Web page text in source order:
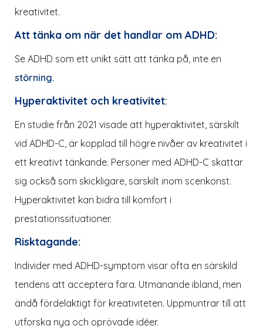
kreativitet.
Att tänka om när det handlar om ADHD:
Se ADHD som ett unikt sätt att tänka på, inte en
störning.
Hyperaktivitet och kreativitet:
En studie från 2021 visade att hyperaktivitet, särskilt
vid ADHD-C, är kopplad till högre nivåer av kreativitet i
ett kreativt tänkande. Personer med ADHD-C skattar
sig också som skickligare, särskilt inom scenkonst.
Hyperaktivitet kan bidra till komfort i
prestationssituationer.
Risktagande:
Individer med ADHD-symptom visar ofta en särskild
tendens att acceptera fara. Utmanande ibland, men
ändå fördelaktigt för kreativiteten. Uppmuntrar till att
utforska nya och oprövade idéer.